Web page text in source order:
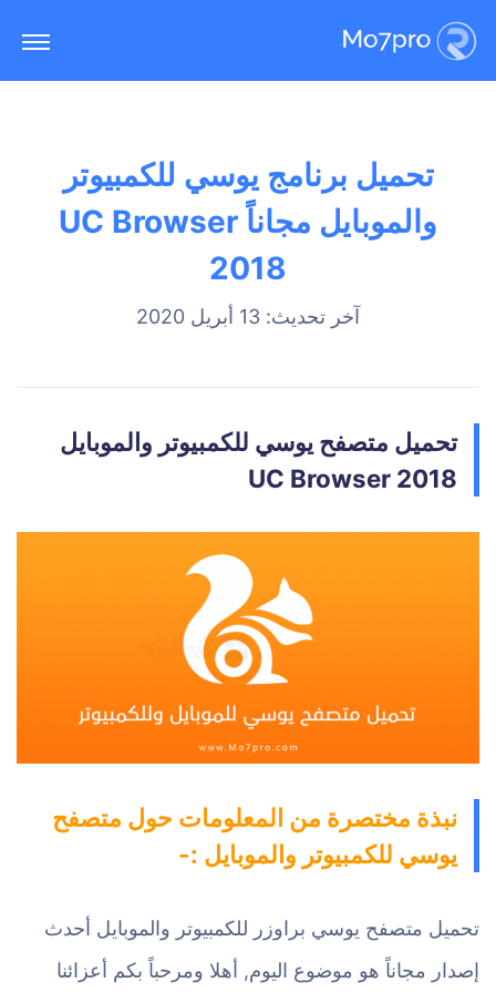
تحميل برنامج يوسي للكمبيوتر
والموبايل مجاناً UC Browser
2018
آخر تحديث: 13 أبريل 2020
تحميل متصفح يوسي للكمبيوتر والموبايل
UC Browser 2018
نبذة مختصرة من المعلومات حول متصفح
يوسي للكمبيوتر والموبايل :-
تحميل متصفح يوسي براوزر للكمبيوتر والموبايل أحدث
إصدار مجاناً هو موضوع اليوم, أهلا ومرحباً بكم أعزائنا